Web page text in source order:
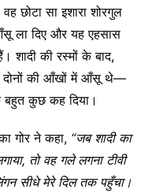
छोटा सा इशारा शोरगुल
ला दिए और यह एहसास
शादी की रस्मों के बाद,
दोनों की आँखों में आँसू थे—
बहुत कुछ कह दिया।
गोर ने कहा, “जब शादी का
, तो वह गले लगना टीवी
सीधे मेरे दिल तक पहुँचा।